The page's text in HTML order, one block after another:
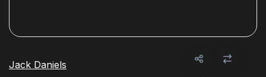
Jack Daniels